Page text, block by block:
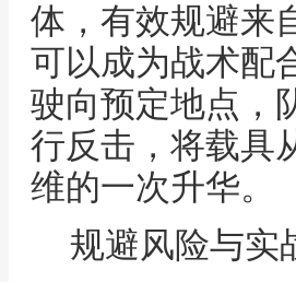
体，有效规避来
可以成为战术配
驶向预定地点，
行反击，将载具
维的一次升华。
规避风险与实